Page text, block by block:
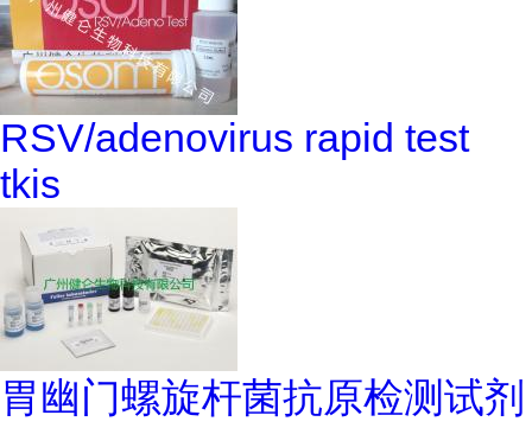
RSV/adenovirus rapid test
tkis
胃幽门螺旋杆菌抗原检测试剂